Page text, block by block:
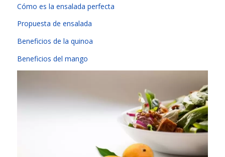
Cómo es la ensalada perfecta
Propuesta de ensalada
Beneficios de la quinoa
Beneficios del mango